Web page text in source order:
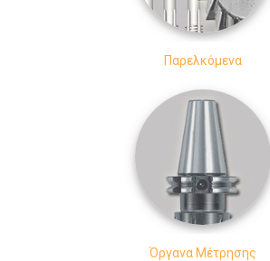
Παρελκόμενα
Όργανα Μέτρησης